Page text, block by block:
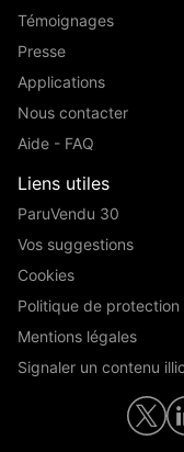
Témoignages
Presse
Applications
Nous contacter
Aide - FAQ
Liens utiles
ParuVendu 30
Vos suggestions
Cookies
Politique de
Mentions légales
Signaler un contenu